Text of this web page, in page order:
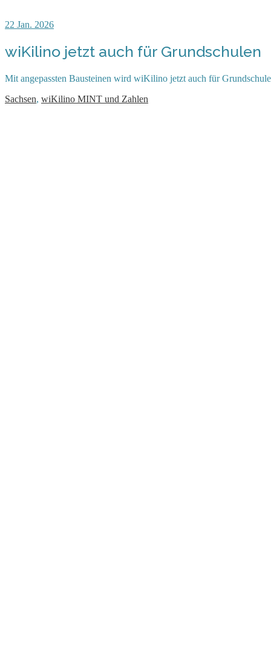
22 Jan. 2026
wiKilino jetzt auch für Grundschulen
Mit angepassten Bausteinen wird wiKilino jetzt auch für
Sachsen, wiKilino MINT und Zahlen